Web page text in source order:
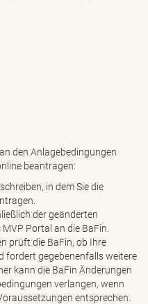
den Anlagebedingungen
beantragen:
in dem Sie die
der geänderten
Portal an die BaFin.
prüft die BaFin, ob Ihre
fordert gegebenenfalls weitere
kann die BaFin Änderungen
verlangen, wenn
entsprechen.